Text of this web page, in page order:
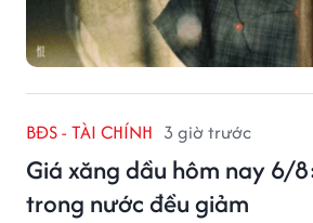
BĐS - TÀI CHÍNH 3 giờ trước
Giá xăng dầu hôm nay 6/
trong nước đều giảm